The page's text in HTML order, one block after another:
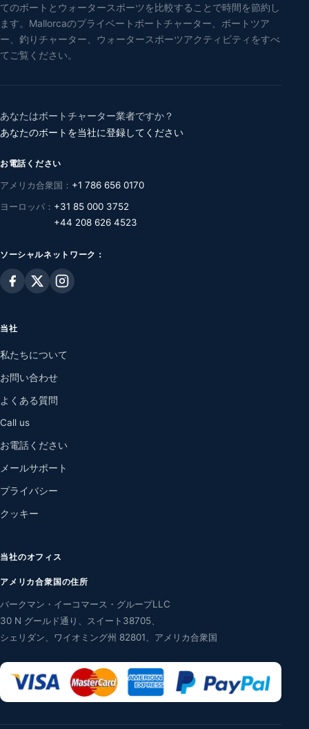
てのボートとウォータースポーツを比較することで時間を節約し
ます。Mallorcaのプライベートボートチャーター、ボートツア
ー、釣りチャーター、ウォータースポーツアクティビティをすべ
てご覧ください。
あなたはボートチャーター業者ですか？
あなたのボートを当社に登録してください
お電話ください
アメリカ合衆国： +1 786 656 0170
ヨーロッパ： +31 85 000 3752
+44 208 626 4523
ソーシャルネットワーク：
当社
私たちについて
お問い合わせ
よくある質問
Call us
お電話ください
メールサポート
プライバシー
クッキー
当社のオフィス
アメリカ合衆国の住所
バークマン・イーコマース・グループLLC
30 N グールド通り、スイート38705、
シェリダン、ワイオミング州 82801、アメリカ合衆国